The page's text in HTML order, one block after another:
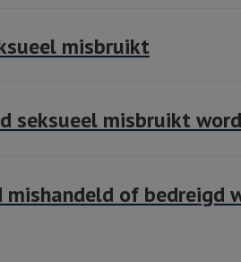
misbruikt
seksueel misbruikt
mishandeld of bedreigd